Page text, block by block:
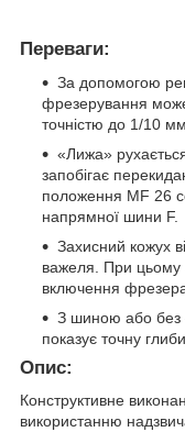
Переваги:
За допомогою
фрезерування
точністю до 1/10 мм.
«Лижа»
запобігає
положення MF 26
напрямної шини F.
Захисний кожух
важеля. При цьому
включення
З шиною або без
показує точну
Опис:
Конструктивне
використанню